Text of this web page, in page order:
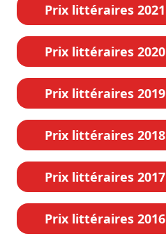
Prix littéraires 2021
Prix littéraires 2020
Prix littéraires 2019
Prix littéraires 2018
Prix littéraires 2017
Prix littéraires 2016